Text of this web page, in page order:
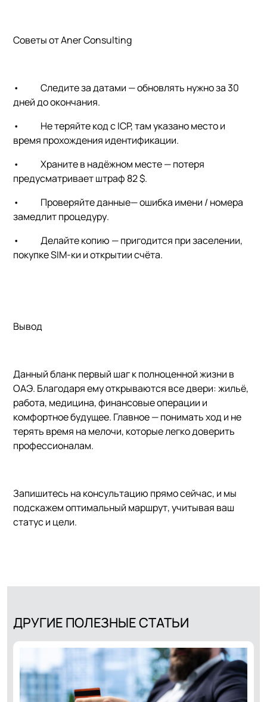
Советы от Aner Consulting
• Следите за датами — обновлять нужно за 30
дней до окончания.
• Не теряйте код с ICP, там указано место и
время прохождения идентификации.
• Храните в надёжном месте— потеря
предусматривает штраф 82 $.
• Проверяйте данные— ошибка имени / номера
замедлит процедуру.
• Делайте копию — пригодится при заселении,
покупке SIM-ки и открытии счёта.
Вывод
Данный бланк первый шаг к полноценной жизни в
ОАЭ. Благодаря ему открываются все двери: жильё,
работа, медицина, финансовые операции и
комфортное будущее. Главное — понимать ход и не
терять время на мелочи, которые легко доверить
профессионалам.
Запишитесь на консультацию прямо сейчас, и мы
подскажем оптимальный маршрут, учитывая ваш
статус и цели.
ДРУГИЕ ПОЛЕЗНЫЕ СТАТЬИ